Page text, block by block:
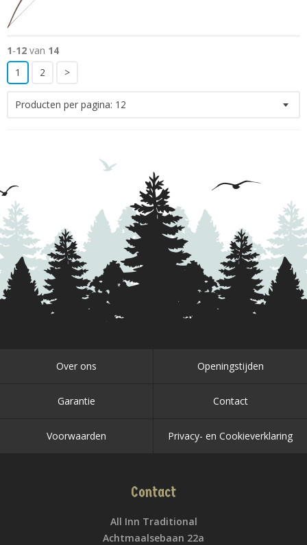
1-12 van 14
1
2 >
Producten per pagina: 12
Over ons Openingstijden
Garantie Contact
Voorwaarden Privacy- en Cookieverklaring
Contact
All Inn Traditional
Achtmaalsebaan 22a